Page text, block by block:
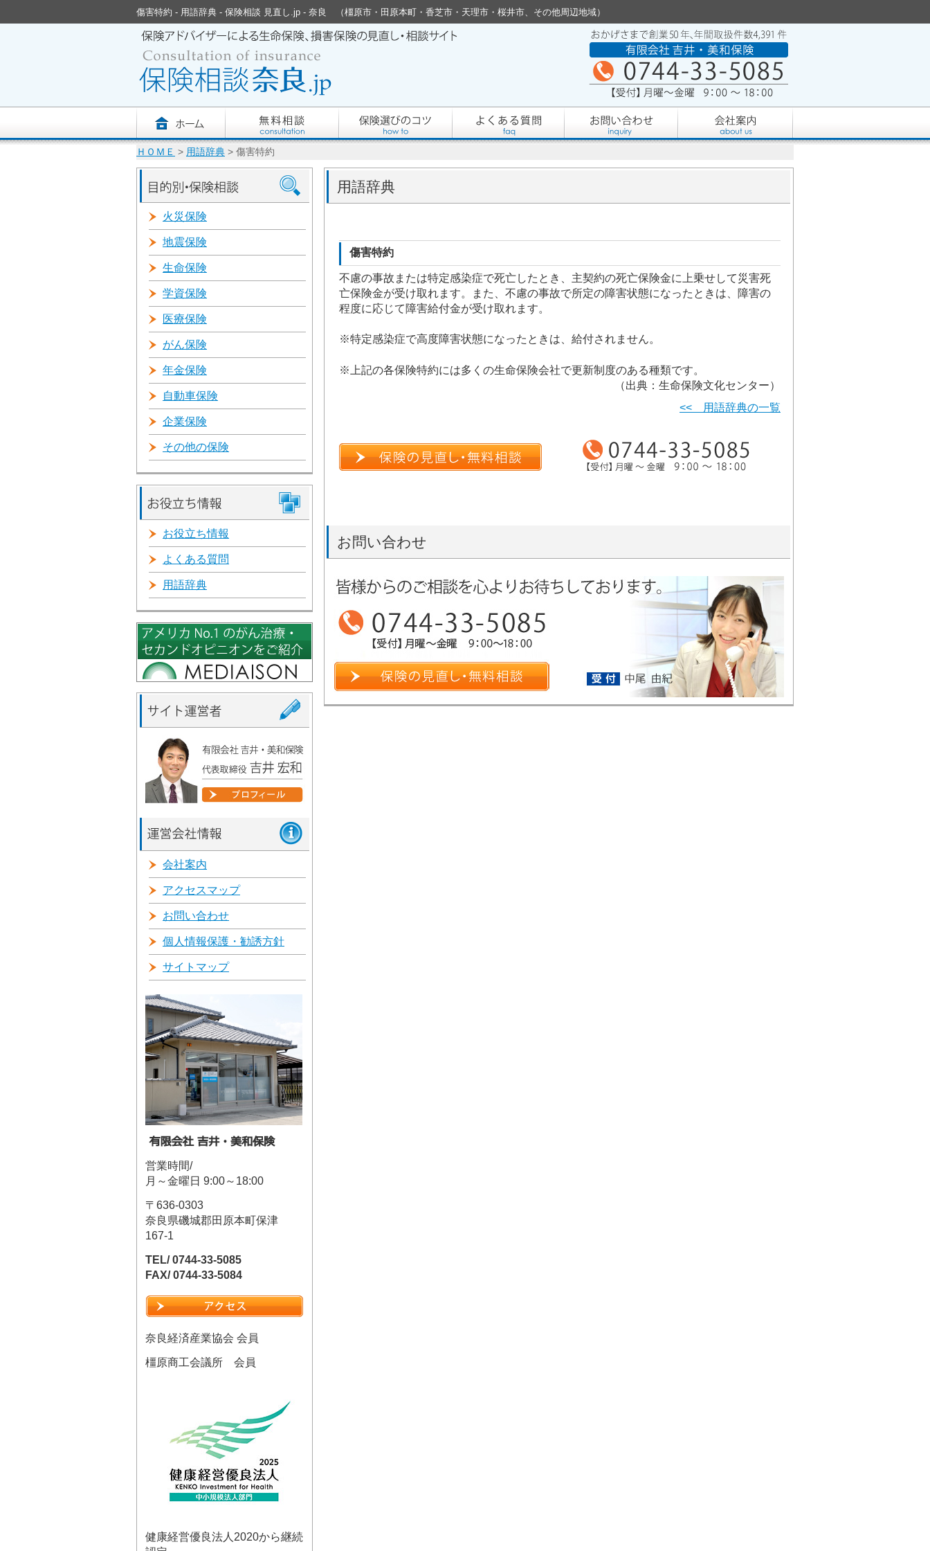
傷害特約 - 用語辞典 - 保険相談 見直し.jp - 奈良 （橿原市・田原本町・香芝市・天理市・桜井市、その他周辺地域）
ＨＯＭＥ > 用語辞典 > 傷害特約
用語辞典
傷害特約
不慮の事故または特定感染症で死亡したとき、主契約の死亡保険金に上乗せして災害死
亡保険金が受け取れます。また、不慮の事故で所定の障害状態になったときは、障害の
程度に応じて障害給付金が受け取れます。
※特定感染症で高度障害状態になったときは、給付されません。
※上記の各保険特約には多くの生命保険会社で更新制度のある種類です。
（出典：生命保険文化センター）
<< 用語辞典の一覧
お問い合わせ
火災保険
地震保険
生命保険
学資保険
医療保険
がん保険
年金保険
自動車保険
企業保険
その他の保険
お役立ち情報
よくある質問
用語辞典
会社案内
アクセスマップ
お問い合わせ
個人情報保護・勧誘方針
サイトマップ
営業時間/
月～金曜日 9:00～18:00
〒636-0303
奈良県磯城郡田原本町保津
167-1
TEL/ 0744-33-5085
FAX/ 0744-33-5084
奈良経済産業協会 会員
橿原商工会議所 会員
健康経営優良法人2020から継続